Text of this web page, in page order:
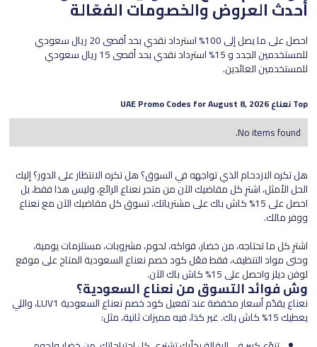
أحدث العروض والخصومات الفعّالة
احصل على ما يصل إلى 100% استرداد نقدي بحد أقصى 20 ريال سعودي
للمستخدمين الجدد و 15% استرداد نقدي بحد أقصى 15 ريال سعودي
للمستخدمين العائدين.
TopنعناعUAE Promo Codes for
August 8, 2026
No items found.
هل تكره الازدحام الذي تواجهه في السوق؟ هل تكره الانتظار على الدور؟ إليك
الحل الأمثل، اشترِ كل مقاضيك الآن من متجر نعناع الرائع، وليس هذا فقط، بل
احصل على 15% كاش باك على مشترياتك، تسوق كل مقاضيك الآن مع نعناع
ووفر مالك.
اشترِ كل ما تحتاجه، من خضار، فواكه، لحوم، مشروبات، مستلزمات يومية،
وحتى مواد التنظيف، فقط فعّل كود خصم نعناع السعودية المتاح على موقع
لوفن ديلز واحصل على 15% كاش باك الآن.
وش فوائد التسوق من نعناع السعودية؟
نعناع يقدّم أسعار مخفضة عند تفعيل كود خصم نعناع السعودية LUV1، واللي
يعطيك 15% كاش باك. غير كذا، فيه مميزات ثانية، مثل: